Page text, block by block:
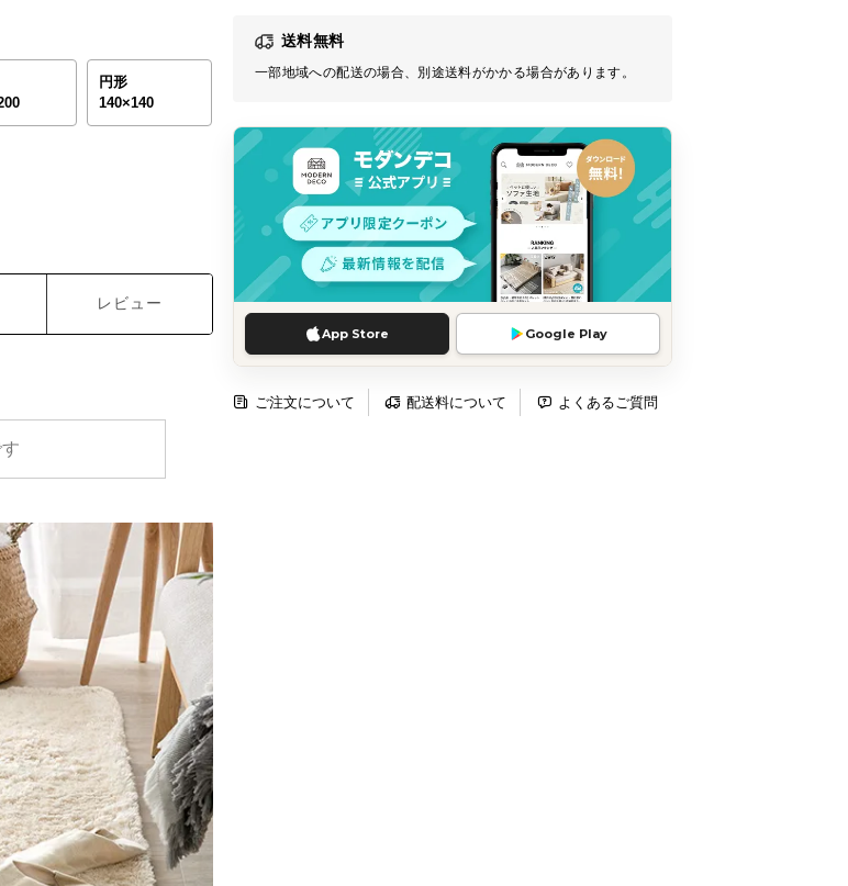
送料無料
一部地域への配送の場合、別途送料がかかる場合があります。
App Store Google Play
ご注文について 配送料について よくあるご質問
円形
140×140
レビュー